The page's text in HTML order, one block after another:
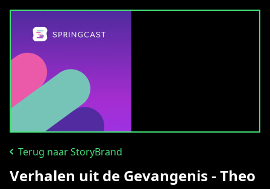
Terug naar StoryBrand
Verhalen uit de Gevangenis - Theo